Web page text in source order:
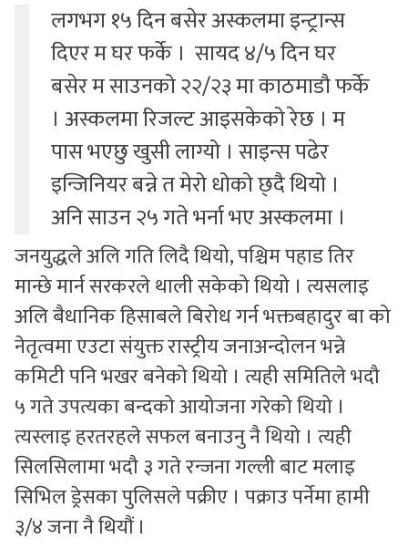
लगभग १५ दिन बसेर अस्कलमा इन्ट्रान्स
दिएर म घर फर्के । सायद ४/५ दिन घर
बसेर म साउनको २२/२३ मा काठमाडौ फर्के
। अस्कलमा रिजल्ट आइसकेको रेछ । म
पास भएछु खुसी लाग्यो । साइन्स पढेर
इन्जिनियर बन्ने त मेरो धोको छ्दै थियो ।
अनि साउन २५ गते भर्ना भए अस्कलमा ।
जनयुद्धले अलि गति लिदै थियो, पश्चिम पहाड तिर
मान्छे मार्न सरकरले थाली सकेको थियो । त्यसलाइ
अलि बैधानिक हिसाबले बिरोध गर्न भक्तबहादुर बा को
नेतृत्वमा एउटा संयुक्त रास्ट्रीय जनाअन्दोलन भन्ने
कमिटी पनि भखर बनेको थियो । त्यही समितिले भदौ
५ गते उपत्यका बन्दको आयोजना गरेको थियो ।
त्यस्लाइ हरतरहले सफल बनाउनु नै थियो । त्यही
सिलसिलामा भदौ ३ गते रन्जना गल्ली बाट मलाइ
सिभिल ड्रेसका पुलिसले पक्रीए । पक्राउ पर्नेमा हामी
३/४ जना नै थियौं ।